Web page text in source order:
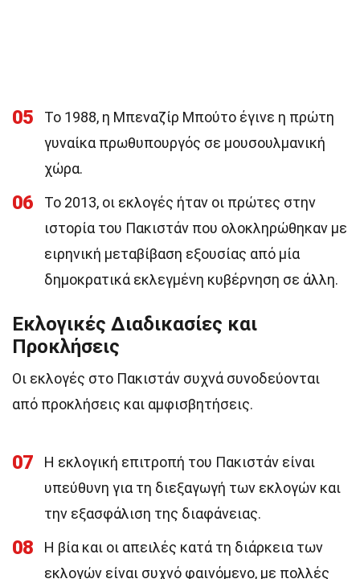
05
Το 1988, η Μπεναζίρ Μπούτο έγινε η πρώτη
γυναίκα πρωθυπουργός σε μουσουλμανική
χώρα.
06
Το 2013, οι εκλογές ήταν οι πρώτες στην
ιστορία του Πακιστάν που ολοκληρώθηκαν με
ειρηνική μεταβίβαση εξουσίας από μία
δημοκρατικά εκλεγμένη κυβέρνηση σε άλλη.
Εκλογικές Διαδικασίες και
Προκλήσεις
Οι εκλογές στο Πακιστάν συχνά συνοδεύονται
από προκλήσεις και αμφισβητήσεις.
07
Η εκλογική επιτροπή του Πακιστάν είναι
υπεύθυνη για τη διεξαγωγή των εκλογών και
την εξασφάλιση της διαφάνειας.
08
Η βία και οι απειλές κατά τη διάρκεια των
εκλογών είναι συχνό φαινόμενο, με πολλές